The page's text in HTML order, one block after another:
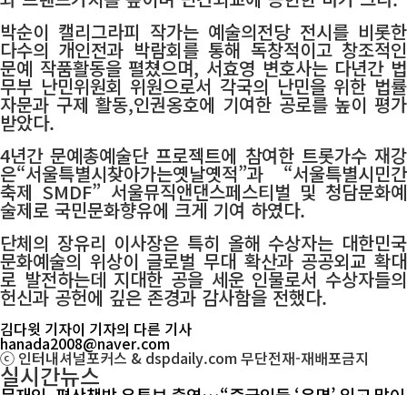
박순이 캘리그라피 작가는 예술의전당 전시를 비롯한
다수의 개인전과 박람회를 통해 독창적이고 창조적인
문예 작품활동을 펼쳤으며, 서효영 변호사는 다년간 법
무부 난민위원회 위원으로서 각국의 난민을 위한 법률
자문과 구제 활동,인권옹호에 기여한 공로를 높이 평가
받았다.
4년간 문예총예술단 프로젝트에 참여한 트롯가수 재강
은“서울특별시찾아가는옛날옛적”과 “서울특별시민간
축제 SMDF” 서울뮤직앤댄스페스티벌 및 청담문화예
술제로 국민문화향유에 크게 기여 하였다.
단체의 장유리 이사장은 특히 올해 수상자는 대한민국
문화예술의 위상이 글로벌 무대 확산과 공공외교 확대
로 발전하는데 지대한 공을 세운 인물로서 수상자들의
헌신과 공헌에 깊은 존경과 감사함을 전했다.
김다윗 기자이 기자의 다른 기사
hanada2008@naver.com
ⓒ 인터내셔널포커스 & dspdaily.com 무단전재-재배포금지
실시간뉴스